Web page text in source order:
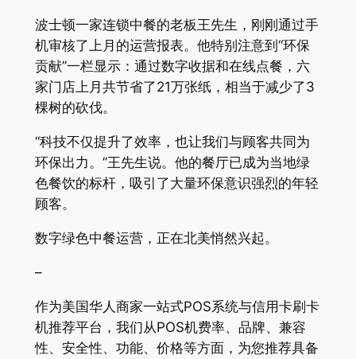
波士顿一家连锁中餐的老板王先生，刚刚通过手
机审核了上月的运营报表。他特别注意到“环保
贡献”一栏显示：通过数字收据和在线点餐，六
家门店上月共节省了21万张纸，相当于减少了3
棵树的砍伐。
“科技不仅提升了效率，也让我们与顾客共同为
环保出力。”王先生说。他的餐厅已成为当地绿
色餐饮的标杆，吸引了大量环保意识强烈的年轻
顾客。
数字绿色中餐运营，正在北美悄然兴起。
–
作为美国华人商家一站式POS系统与信用卡刷卡
机推荐平台，我们从POS机费率、品牌、兼容
性、安全性、功能、价格等方面，为您推荐具备